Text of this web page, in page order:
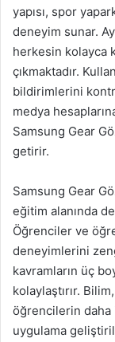
yapısı, spor
deneyim sunar.
herkesin kolayca
çıkmaktadır.
bildirimlerini
medya
Samsung Gear
getirir.
Samsung Gear
eğitim alanında
Öğrenciler ve
deneyimlerini
kavramların üç
kolaylaştırır.
öğrencilerin daha
uygulama